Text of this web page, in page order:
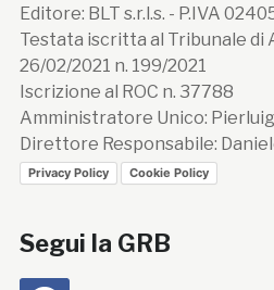
Editore: BLT s.r.l.s. - P.IVA
Testata iscritta al Tribunale di
26/02/2021 n. 199/2021
Iscrizione al ROC n. 37788
Amministratore Unico:
Direttore Responsabile:
Privacy Policy Cookie Policy
Segui la GRB